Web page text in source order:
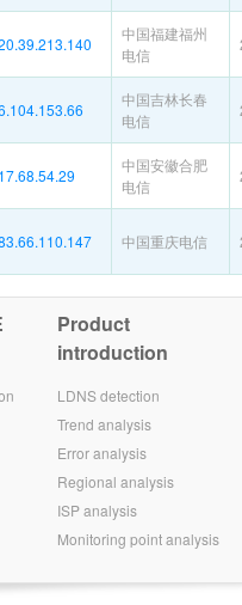
中国福建福州
电信
中国吉林长春
电信
中国安徽合肥
电信
中国重庆电信
Product
introduction
LDNS detection
Trend analysis
Error analysis
Regional analysis
ISP analysis
Monitoring point analysis